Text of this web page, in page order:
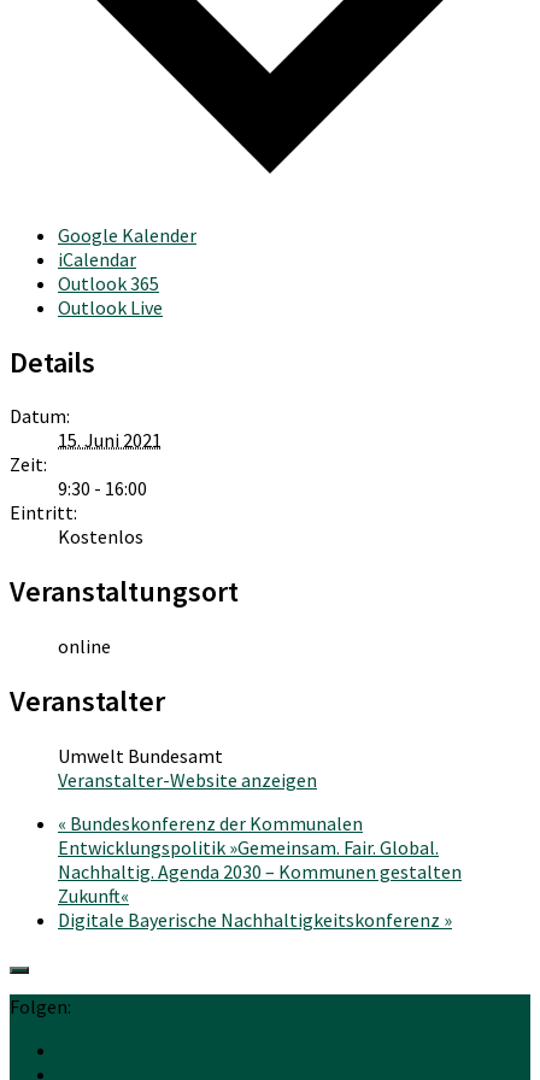
Google Kalender
iCalendar
Outlook 365
Outlook Live
Details
Datum:
15. Juni 2021
Zeit:
9:30 - 16:00
Eintritt:
Kostenlos
Veranstaltungsort
online
Veranstalter
Umwelt Bundesamt
Veranstalter-Website anzeigen
« Bundeskonferenz der Kommunalen
Entwicklungspolitik »Gemeinsam. Fair. Global.
Nachhaltig. Agenda 2030 – Kommunen gestalten
Zukunft«
Digitale Bayerische Nachhaltigkeitskonferenz »
Folgen: